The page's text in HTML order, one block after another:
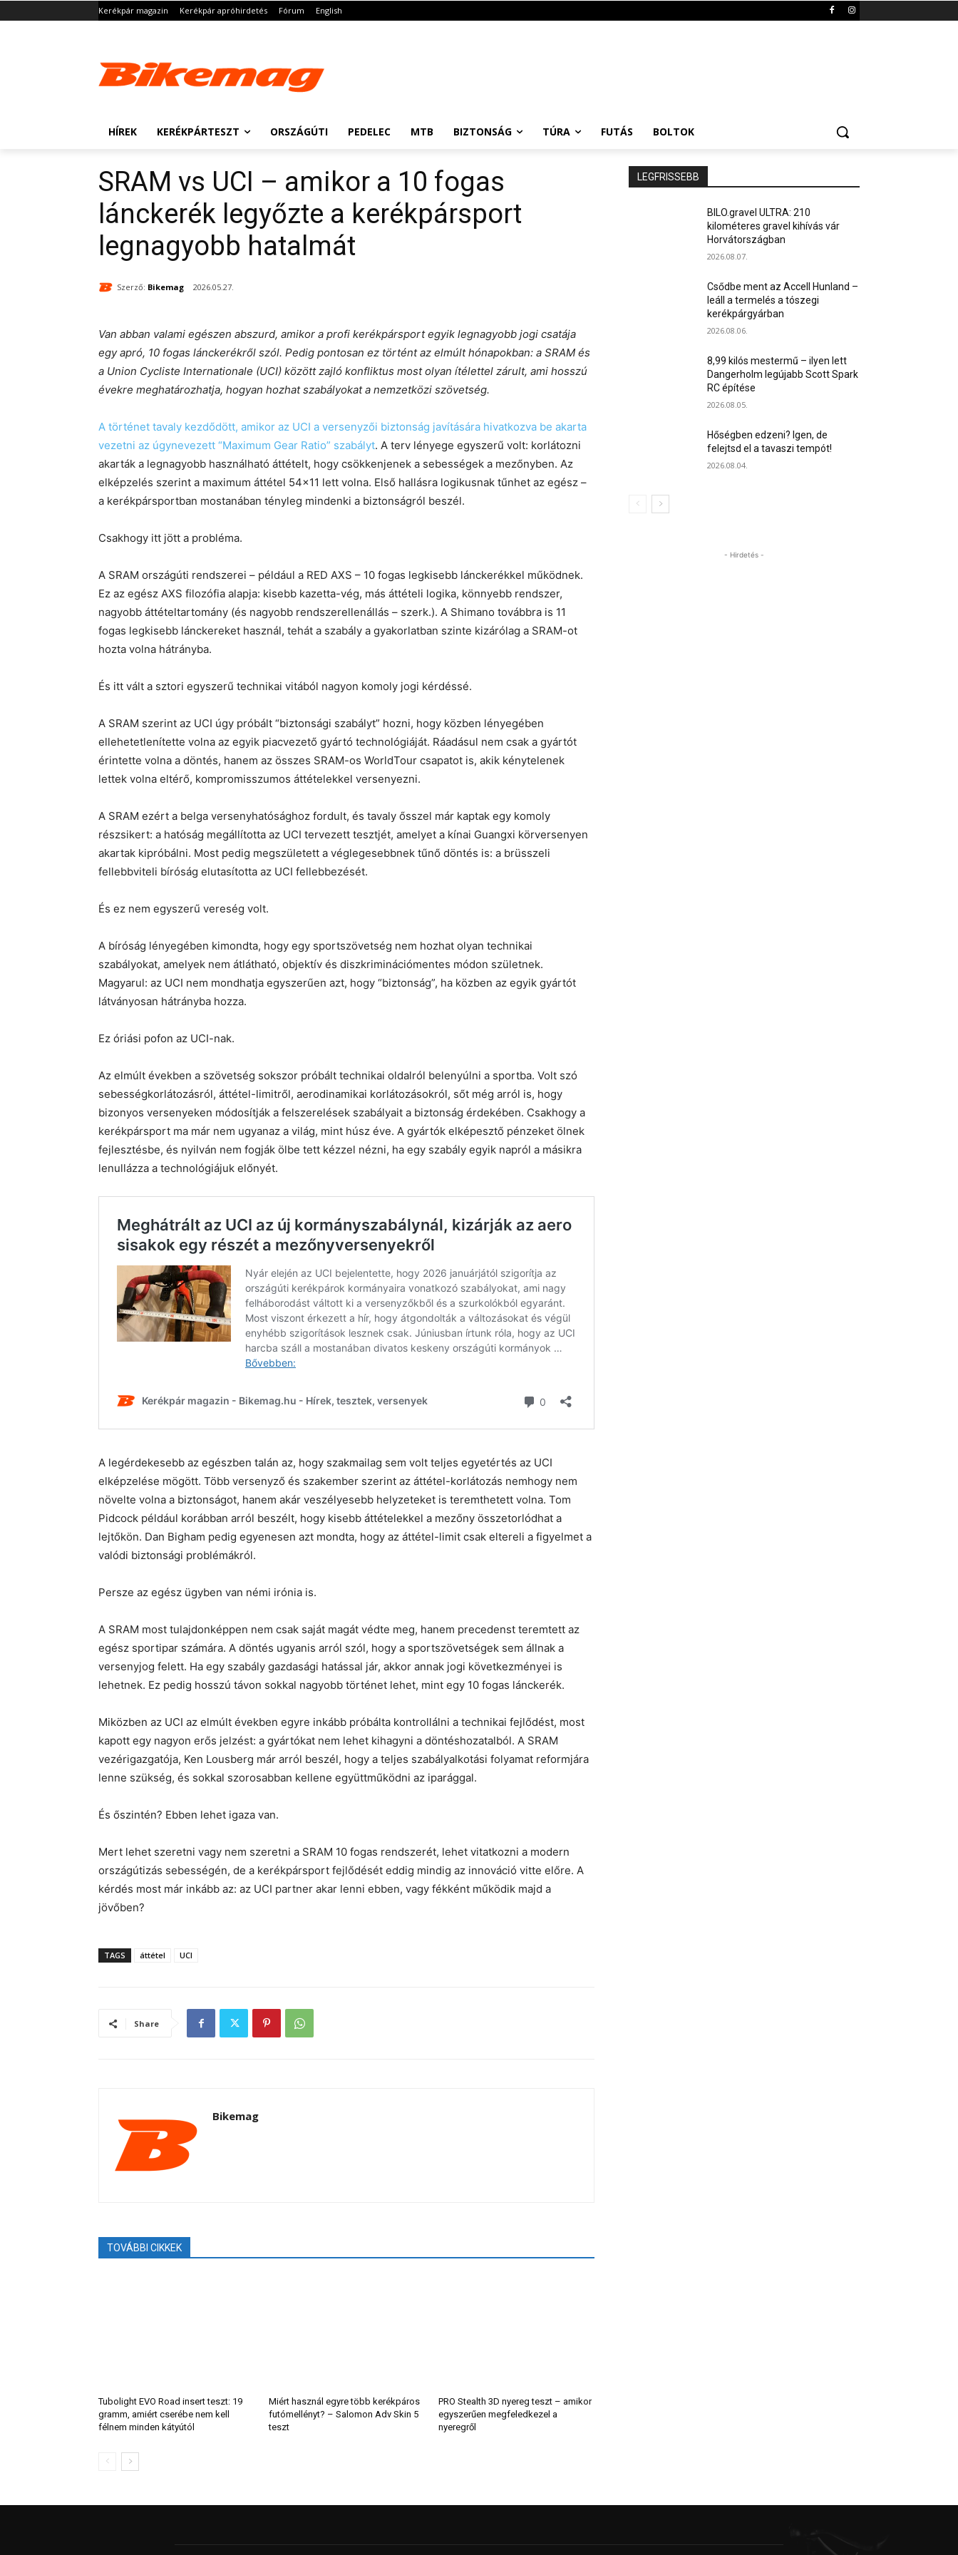
Kerékpár magazin Kerékpár apróhirdetés Fórum English
HÍREK KERÉKPÁRTESZT ORSZÁGÚTI PEDELEC MTB BIZTONSÁG TÚRA FUTÁS BOLTOK
SRAM vs UCI – amikor a 10 fogas
lánckerék legyőzte a kerékpársport
legnagyobb hatalmát
Szerző: Bikemag 2026.05.27.
Van abban valami egészen abszurd, amikor a profi kerékpársport egyik legnagyobb jogi csatája
egy apró, 10 fogas lánckerékről szól. Pedig pontosan ez történt az elmúlt hónapokban: a SRAM és
a Union Cycliste Internationale (UCI) között zajló konfliktus most olyan ítélettel zárult, ami hosszú
évekre meghatározhatja, hogyan hozhat szabályokat a nemzetközi szövetség.
A történet tavaly kezdődött, amikor az UCI a versenyzői biztonság javítására hivatkozva be akarta
vezetni az úgynevezett “Maximum Gear Ratio” szabályt. A terv lényege egyszerű volt: korlátozni
akarták a legnagyobb használható áttételt, hogy csökkenjenek a sebességek a mezőnyben. Az
elképzelés szerint a maximum áttétel 54×11 lett volna. Első hallásra logikusnak tűnhet az egész –
a kerékpársportban mostanában tényleg mindenki a biztonságról beszél.
Csakhogy itt jött a probléma.
A SRAM országúti rendszerei – például a RED AXS – 10 fogas legkisebb lánckerékkel működnek.
Ez az egész AXS filozófia alapja: kisebb kazetta-vég, más áttételi logika, könnyebb rendszer,
nagyobb áttételtartomány (és nagyobb rendszerellenállás – szerk.). A Shimano továbbra is 11
fogas legkisebb lánckereket használ, tehát a szabály a gyakorlatban szinte kizárólag a SRAM-ot
hozta volna hátrányba.
És itt vált a sztori egyszerű technikai vitából nagyon komoly jogi kérdéssé.
A SRAM szerint az UCI úgy próbált “biztonsági szabályt” hozni, hogy közben lényegében
ellehetetlenítette volna az egyik piacvezető gyártó technológiáját. Ráadásul nem csak a gyártót
érintette volna a döntés, hanem az összes SRAM-os WorldTour csapatot is, akik kénytelenek
lettek volna eltérő, kompromisszumos áttételekkel versenyezni.
A SRAM ezért a belga versenyhatósághoz fordult, és tavaly ősszel már kaptak egy komoly
részsikert: a hatóság megállította az UCI tervezett tesztjét, amelyet a kínai Guangxi körversenyen
akartak kipróbálni. Most pedig megszületett a véglegesebbnek tűnő döntés is: a brüsszeli
fellebbviteli bíróság elutasította az UCI fellebbezését.
És ez nem egyszerű vereség volt.
A bíróság lényegében kimondta, hogy egy sportszövetség nem hozhat olyan technikai
szabályokat, amelyek nem átlátható, objektív és diszkriminációmentes módon születnek.
Magyarul: az UCI nem mondhatja egyszerűen azt, hogy “biztonság”, ha közben az egyik gyártót
látványosan hátrányba hozza.
Ez óriási pofon az UCI-nak.
Az elmúlt években a szövetség sokszor próbált technikai oldalról belenyúlni a sportba. Volt szó
sebességkorlátozásról, áttétel-limitről, aerodinamikai korlátozásokról, sőt még arról is, hogy
bizonyos versenyeken módosítják a felszerelések szabályait a biztonság érdekében. Csakhogy a
kerékpársport ma már nem ugyanaz a világ, mint húsz éve. A gyártók elképesztő pénzeket ölnek
fejlesztésbe, és nyilván nem fogják ölbe tett kézzel nézni, ha egy szabály egyik napról a másikra
lenullázza a technológiájuk előnyét.
A legérdekesebb az egészben talán az, hogy szakmailag sem volt teljes egyetértés az UCI
elképzelése mögött. Több versenyző és szakember szerint az áttétel-korlátozás nemhogy nem
növelte volna a biztonságot, hanem akár veszélyesebb helyzeteket is teremthetett volna. Tom
Pidcock például korábban arról beszélt, hogy kisebb áttételekkel a mezőny összetorlódhat a
lejtőkön. Dan Bigham pedig egyenesen azt mondta, hogy az áttétel-limit csak eltereli a figyelmet a
valódi biztonsági problémákról.
Persze az egész ügyben van némi irónia is.
A SRAM most tulajdonképpen nem csak saját magát védte meg, hanem precedenst teremtett az
egész sportipar számára. A döntés ugyanis arról szól, hogy a sportszövetségek sem állnak a
versenyjog felett. Ha egy szabály gazdasági hatással jár, akkor annak jogi következményei is
lehetnek. Ez pedig hosszú távon sokkal nagyobb történet lehet, mint egy 10 fogas lánckerék.
Miközben az UCI az elmúlt években egyre inkább próbálta kontrollálni a technikai fejlődést, most
kapott egy nagyon erős jelzést: a gyártókat nem lehet kihagyni a döntéshozatalból. A SRAM
vezérigazgatója, Ken Lousberg már arról beszél, hogy a teljes szabályalkotási folyamat reformjára
lenne szükség, és sokkal szorosabban kellene együttműködni az iparággal.
És őszintén? Ebben lehet igaza van.
Mert lehet szeretni vagy nem szeretni a SRAM 10 fogas rendszerét, lehet vitatkozni a modern
országútizás sebességén, de a kerékpársport fejlődését eddig mindig az innováció vitte előre. A
kérdés most már inkább az: az UCI partner akar lenni ebben, vagy fékként működik majd a
jövőben?
TAGS áttétel UCI
Share
Bikemag
TOVÁBBI CIKKEK
Tubolight EVO Road insert teszt: 19
gramm, amiért cserébe nem kell
félnem minden kátyútól
Miért használ egyre több kerékpáros
futómellényt? – Salomon Adv Skin 5
teszt
PRO Stealth 3D nyereg teszt – amikor
egyszerűen megfeledkezel a
nyeregről
LEGFRISSEBB
BILO.gravel ULTRA: 210
kilométeres gravel kihívás vár
Horvátországban
2026.08.07.
Csődbe ment az Accell Hunland –
leáll a termelés a tószegi
kerékpárgyárban
2026.08.06.
8,99 kilós mestermű – ilyen lett
Dangerholm legújabb Scott Spark
RC építése
2026.08.05.
Hőségben edzeni? Igen, de
felejtsd el a tavaszi tempót!
2026.08.04.
- Hirdetés -